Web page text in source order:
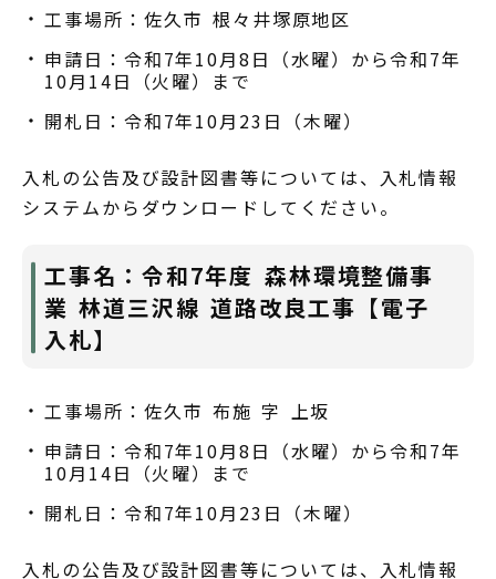
工事場所：佐久市 根々井塚原地区
申請日：令和7年10月8日（水曜）から令和7年
10月14日（火曜）まで
開札日：令和7年10月23日（木曜）
入札の公告及び設計図書等については、入札情報
システムからダウンロードしてください。
工事名：令和7年度 森林環境整備事
業 林道三沢線 道路改良工事【電子
入札】
工事場所：佐久市 布施 字 上坂
申請日：令和7年10月8日（水曜）から令和7年
10月14日（火曜）まで
開札日：令和7年10月23日（木曜）
入札の公告及び設計図書等については、入札情報